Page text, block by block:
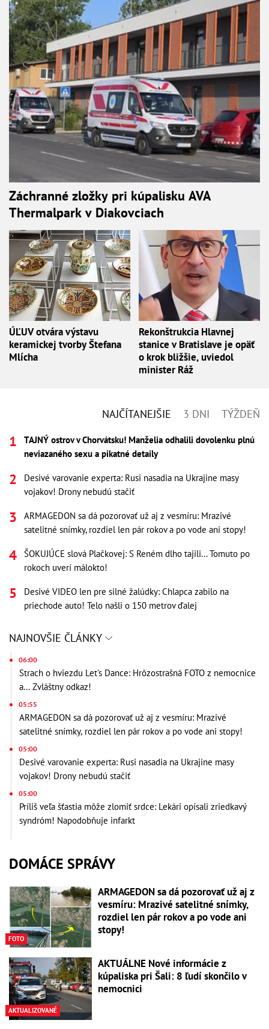
Záchranné zložky pri kúpalisku AVA
Thermalpark v Diakovciach
ÚĽUV otvára výstavu
keramickej tvorby Štefana
Mlícha
Rekonštrukcia Hlavnej
stanice v Bratislave je opäť
o krok bližšie, uviedol
minister Ráž
NAJČÍTANEJŠIE 3 DNI TÝŽDEŇ
TAJNÝ ostrov v Chorvátsku! Manželia odhalili dovolenku plnú
neviazaného sexu a pikatné detaily
Desivé varovanie experta: Rusi nasadia na Ukrajine masy
vojakov! Drony nebudú stačiť
ARMAGEDON sa dá pozorovať už aj z vesmíru: Mrazivé
satelitné snímky, rozdiel len pár rokov a po vode ani stopy!
ŠOKUJÚCE slová Plačkovej: S Reném dlho tajili... Tomuto po
rokoch uverí málokto!
Desivé VIDEO len pre silné žalúdky: Chlapca zabilo na
priechode auto! Telo našli o 150 metrov ďalej
NAJNOVŠIE ČLÁNKY
06:00
Strach o hviezdu Let's Dance: Hrôzostrašná FOTO z nemocnice
a... Zvláštny odkaz!
05:55
ARMAGEDON sa dá pozorovať už aj z vesmíru: Mrazivé
satelitné snímky, rozdiel len pár rokov a po vode ani stopy!
05:00
Desivé varovanie experta: Rusi nasadia na Ukrajine masy
vojakov! Drony nebudú stačiť
05:00
Príliš veľa šťastia môže zlomiť srdce: Lekári opísali zriedkavý
syndróm! Napodobňuje infarkt
DOMÁCE SPRÁVY
FOTO
ARMAGEDON sa dá pozorovať už aj z
vesmíru: Mrazivé satelitné snímky,
rozdiel len pár rokov a po vode ani
stopy!
AKTUALIZOVANÉ
AKTUÁLNE Nové informácie z
kúpaliska pri Šali: 8 ľudí skončilo v
nemocnici